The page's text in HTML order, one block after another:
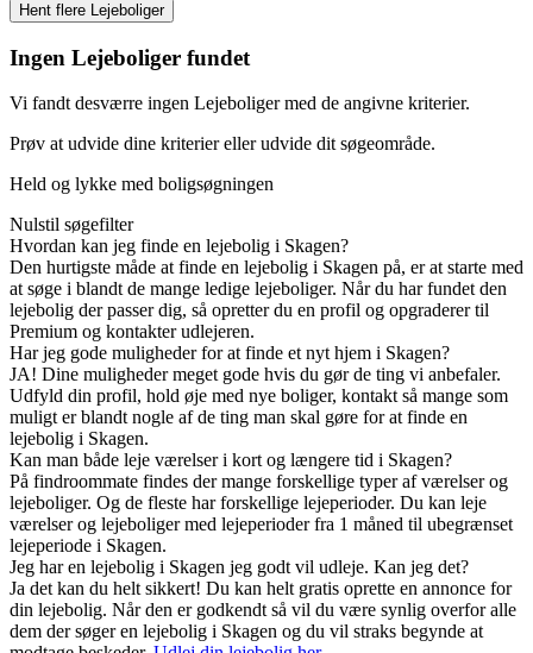
Ingen Lejeboliger fundet
Vi fandt desværre ingen Lejeboliger med de angivne kriterier.
Prøv at udvide dine kriterier eller udvide dit søgeområde.
Held og lykke med boligsøgningen
Nulstil søgefilter
Hvordan kan jeg finde en lejebolig i Skagen?
Den hurtigste måde at finde en lejebolig i Skagen på, er at starte med
at søge i blandt de mange ledige lejeboliger. Når du har fundet den
lejebolig der passer dig, så opretter du en profil og opgraderer til
Premium og kontakter udlejeren.
Har jeg gode muligheder for at finde et nyt hjem i Skagen?
JA! Dine muligheder meget gode hvis du gør de ting vi anbefaler.
Udfyld din profil, hold øje med nye boliger, kontakt så mange som
muligt er blandt nogle af de ting man skal gøre for at finde en
lejebolig i Skagen.
Kan man både leje værelser i kort og længere tid i Skagen?
På findroommate findes der mange forskellige typer af værelser og
lejeboliger. Og de fleste har forskellige lejeperioder. Du kan leje
værelser og lejeboliger med lejeperioder fra 1 måned til ubegrænset
lejeperiode i Skagen.
Jeg har en lejebolig i Skagen jeg godt vil udleje. Kan jeg det?
Ja det kan du helt sikkert! Du kan helt gratis oprette en annonce for
din lejebolig. Når den er godkendt så vil du være synlig overfor alle
dem der søger en lejebolig i Skagen og du vil straks begynde at